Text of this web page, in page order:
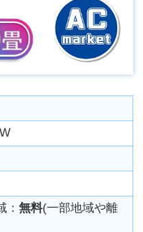
：無料(一部地域や離